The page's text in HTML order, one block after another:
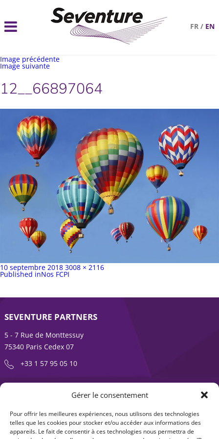
Gérer le consentement
Pour offrir les meilleures expériences, nous utilisons des technologies
telles que les cookies pour stocker et/ou accéder aux informations des
appareils. Le fait de consentir à ces technologies nous permettra de
FR / EN
Image précédente
Image suivante
12__66897064
Publié
sur
10 septembre 2018 Taille
complète
3008 × 2116
Navigation
Published inNos FCPI
SEVENTURE PARTNERS
5 - 7 Rue de Monttessuy
75340 Paris Cedex 07
+33 1 57 95 05 10
ENTREPRENDRE EST UNE AVENTURE
À propos
Expertises
Offre produits
Actualités